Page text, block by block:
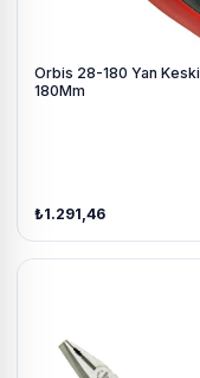
Orbis 28-180 Yan Keski
180Mm
₺1.291,46